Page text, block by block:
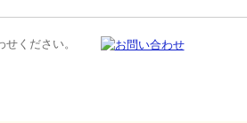
せください。